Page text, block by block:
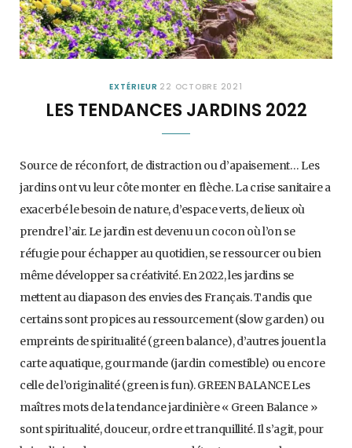
EXTÉRIEUR 22 OCTOBRE 2021
LES TENDANCES JARDINS 2022
Source de réconfort, de distraction ou d’apaisement… Les
jardins ont vu leur côte monter en flèche. La crise sanitaire a
exacerbé le besoin de nature, d’espace verts, de lieux où
prendre l’air. Le jardin est devenu un cocon où l’on se
réfugie pour échapper au quotidien, se ressourcer ou bien
même développer sa créativité. En 2022, les jardins se
mettent au diapason des envies des Français. Tandis que
certains sont propices au ressourcement (slow garden) ou
empreints de spiritualité (green balance), d’autres jouent la
carte aquatique, gourmande (jardin comestible) ou encore
celle de l’originalité (green is fun). GREEN BALANCE Les
maîtres mots de la tendance jardinière « Green Balance »
sont spiritualité, douceur, ordre et tranquillité. Il s’agit, pour